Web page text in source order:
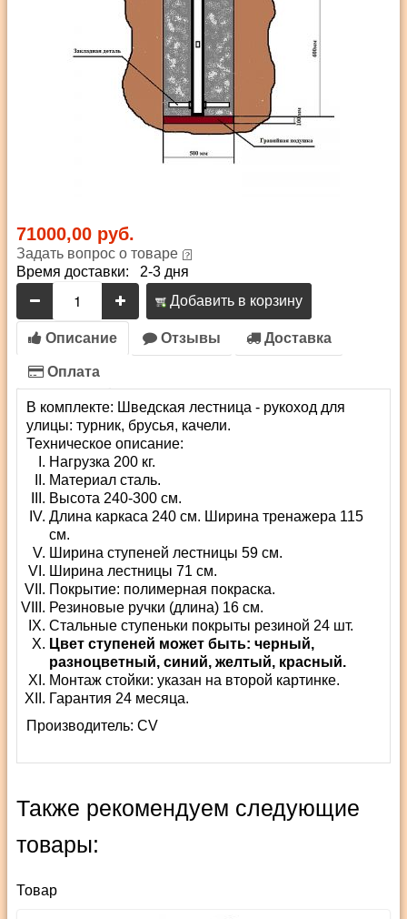
71000,00 руб.
Задать вопрос о товаре
Время доставки: 2-3 дня
Добавить в корзину
Описание Отзывы Доставка
Оплата
В комплекте: Шведская лестница - рукоход для
улицы: турник, брусья, качели.
Техническое описание:
Нагрузка 200 кг.
Материал сталь.
Высота 240-300 см.
Длина каркаса 240 см. Ширина тренажера 115
см.
Ширина ступеней лестницы 59 см.
Ширина лестницы 71 см.
Покрытие: полимерная покраска.
Резиновые ручки (длина) 16 см.
Стальные ступеньки покрыты резиной 24 шт.
Цвет ступеней может быть: черный,
разноцветный, синий, желтый, красный.
Монтаж стойки: указан на второй картинке.
Гарантия 24 месяца.
Производитель: СV
Также рекомендуем следующие
товары:
Товар